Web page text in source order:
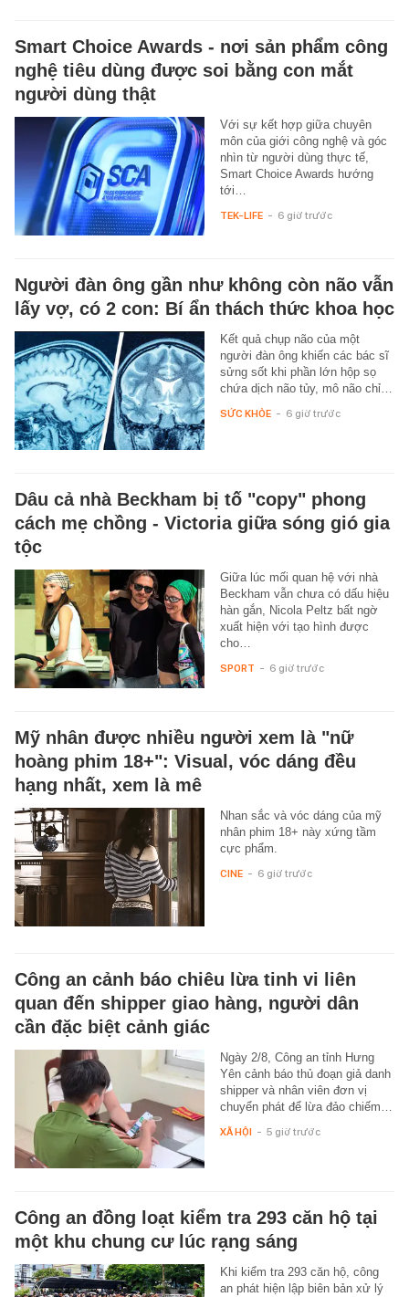
Smart Choice Awards - nơi sản phẩm công
nghệ tiêu dùng được soi bằng con mắt
người dùng thật
Với sự kết hợp giữa chuyên
môn của giới công nghệ và góc
nhìn từ người dùng thực tế,
Smart Choice Awards hướng
tới…
TEK-LIFE - 6 giờ trước
Người đàn ông gần như không còn não vẫn
lấy vợ, có 2 con: Bí ẩn thách thức khoa học
Kết quả chụp não của một
người đàn ông khiến các bác sĩ
sửng sốt khi phần lớn hộp sọ
chứa dịch não tủy, mô não chỉ…
SỨC KHỎE - 6 giờ trước
Dâu cả nhà Beckham bị tố "copy" phong
cách mẹ chồng - Victoria giữa sóng gió gia
tộc
Giữa lúc mối quan hệ với nhà
Beckham vẫn chưa có dấu hiệu
hàn gắn, Nicola Peltz bất ngờ
xuất hiện với tạo hình được
cho…
SPORT - 6 giờ trước
Mỹ nhân được nhiều người xem là "nữ
hoàng phim 18+": Visual, vóc dáng đều
hạng nhất, xem là mê
Nhan sắc và vóc dáng của mỹ
nhân phim 18+ này xứng tầm
cực phẩm.
CINE - 6 giờ trước
Công an cảnh báo chiêu lừa tinh vi liên
quan đến shipper giao hàng, người dân
cần đặc biệt cảnh giác
Ngày 2/8, Công an tỉnh Hưng
Yên cảnh báo thủ đoạn giả danh
shipper và nhân viên đơn vị
chuyển phát để lừa đảo chiếm…
XÃ HỘI - 5 giờ trước
Công an đồng loạt kiểm tra 293 căn hộ tại
một khu chung cư lúc rạng sáng
Khi kiểm tra 293 căn hộ, công
an phát hiện lập biên bản xử lý